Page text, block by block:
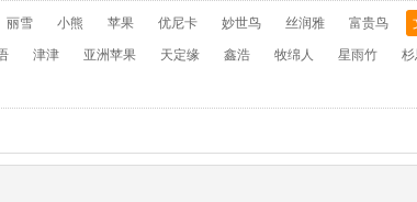
丽雪 小熊 苹果 优尼卡 妙世鸟 丝润雅 富贵鸟
津津 亚洲苹果 天定缘 鑫浩 牧绵人 星雨竹 杉